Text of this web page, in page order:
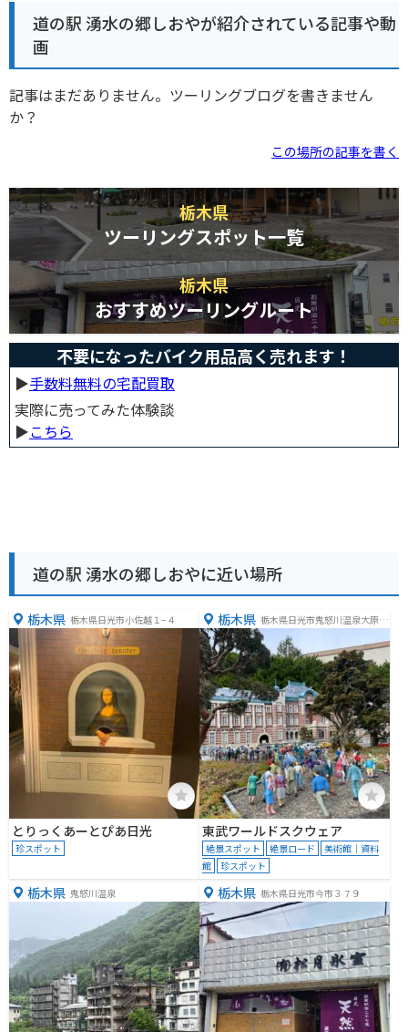
道の駅 湧水の郷しおやが紹介されている記事や動
画
記事はまだありません。ツーリングブログを書きません
か？
この場所の記事を書く
栃木県
ツーリングスポット一覧
栃木県
おすすめツーリングルート
不要になったバイク用品高く売れます！
▶︎手数料無料の宅配買取
実際に売ってみた体験談
▶︎こちら
道の駅 湧水の郷しおやに近い場所
栃木県 栃木県日光市小佐越１−４
とりっくあーとぴあ日光
珍スポット
栃木県 栃木県日光市鬼怒川温泉大原２
０９−１
東武ワールドスクウェア
絶景スポット 絶景ロード
美術館｜資料
館
珍スポット
栃木県 鬼怒川温泉 栃木県 栃木県日光市今市３７９